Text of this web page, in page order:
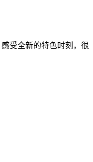
受全新的特色时刻，很